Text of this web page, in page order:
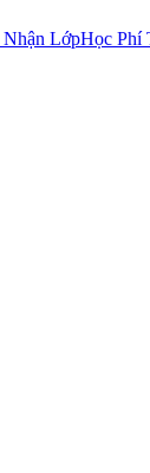
LớpHọc Phí